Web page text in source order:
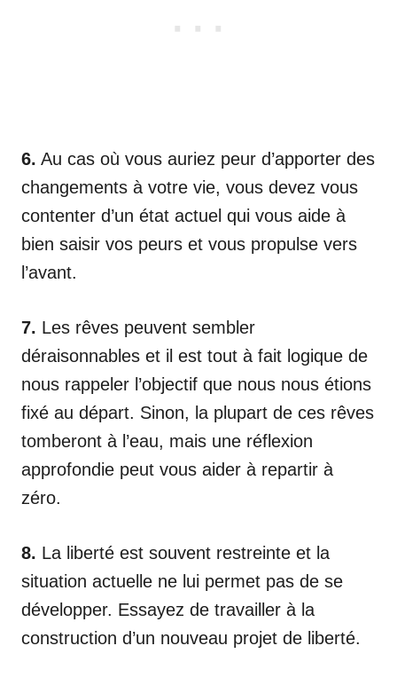
6. Au cas où vous auriez peur d’apporter des
changements à votre vie, vous devez vous
contenter d’un état actuel qui vous aide à
bien saisir vos peurs et vous propulse vers
l’avant.
7. Les rêves peuvent sembler
déraisonnables et il est tout à fait logique de
nous rappeler l’objectif que nous nous étions
fixé au départ. Sinon, la plupart de ces rêves
tomberont à l’eau, mais une réflexion
approfondie peut vous aider à repartir à
zéro.
8. La liberté est souvent restreinte et la
situation actuelle ne lui permet pas de se
développer. Essayez de travailler à la
construction d’un nouveau projet de liberté.